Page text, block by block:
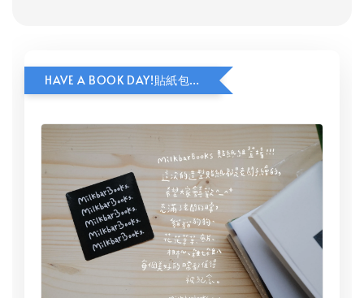
HAVE A BOOK DAY!貼紙包加價購